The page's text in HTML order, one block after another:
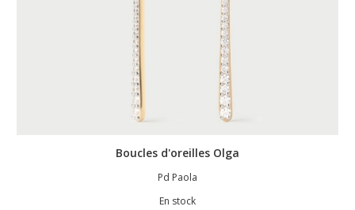
Boucles d'oreilles Olga
Pd Paola
En stock